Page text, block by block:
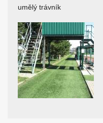
umělý trávník